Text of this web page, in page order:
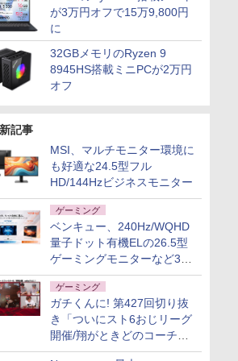
が3万円オフで15万9,800円
に
32GBメモリのRyzen 9
8945HS搭載ミニPCが2万円
オフ
記事
MSI、マルチモニター環境に
も好適な24.5型フル
HD/144Hzビジネスモニター
ゲーミング
ベンキュー、240Hz/WQHD
量子ドット有機ELの26.5型
ゲーミングモニターなど3機
種
ゲーミング
ガチくんに! 第427回切り抜
き「ついにスト6おじリーグ
開催/翔がときどのコーチ就
任など」